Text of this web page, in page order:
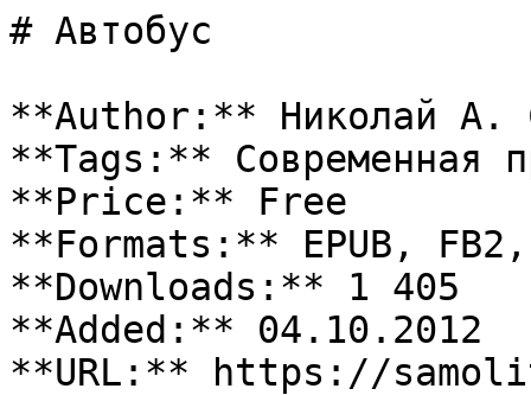
# Автобус
**Author:** Николай А.
**Tags:** Современная
**Price:** Free
**Formats:** EPUB, FB2,
**Downloads:** 1 405
**Added:** 04.10.2012
**URL:** https://